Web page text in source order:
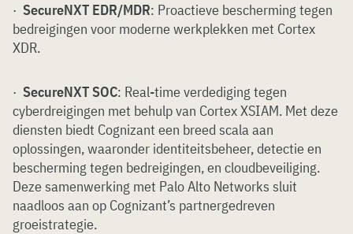
· SecureNXT EDR/MDR: Proactieve bescherming tegen
bedreigingen voor moderne werkplekken met Cortex
XDR.
· SecureNXT SOC: Real-time verdediging tegen
cyberdreigingen met behulp van Cortex XSIAM. Met deze
diensten biedt Cognizant een breed scala aan
oplossingen, waaronder identiteitsbeheer, detectie en
bescherming tegen bedreigingen, en cloudbeveiliging.
Deze samenwerking met Palo Alto Networks sluit
naadloos aan op Cognizant’s partnergedreven
groeistrategie.